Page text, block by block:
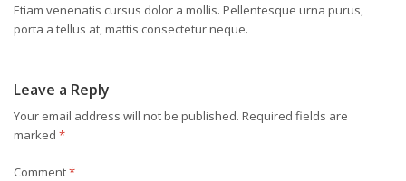
Etiam venenatis cursus dolor a mollis. Pellentesque urna purus,
porta a tellus at, mattis consectetur neque.
Leave a Reply
Your email address will not be published. Required fields are
marked *
Comment*